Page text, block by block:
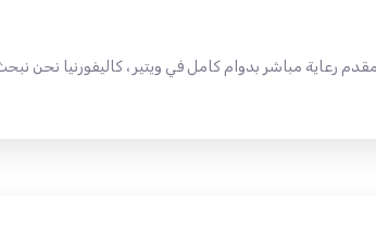
رعاية مباشر بدوام كامل في ويتير ، كاليفورنيا نحن